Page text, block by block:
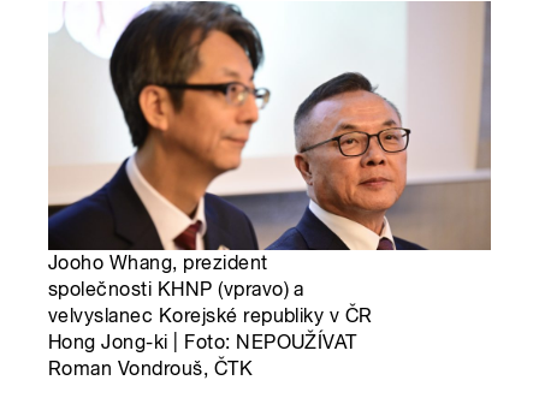
Jooho Whang, prezident
společnosti KHNP (vpravo) a
velvyslanec Korejské republiky v ČR
Hong Jong-ki | Foto: NEPOUŽÍVAT
Roman Vondrouš, ČTK